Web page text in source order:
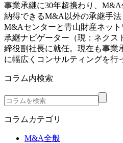
事業承継に30年超携わり、
納得できるM&A以外の承継手
M&Aセンターと青山財産ネッ
承継ナビゲーター（現：ネクス
締役副社長に就任。現在も事業
に幅広くコンサルティングを行
コラム内検索
コラムカテゴリ
M&A全般